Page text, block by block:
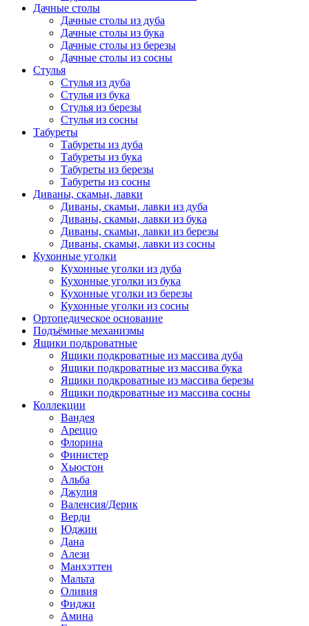
Дачные столы
Дачные столы из дуба
Дачные столы из бука
Дачные столы из березы
Дачные столы из сосны
Стулья
Стулья из дуба
Стулья из бука
Стулья из березы
Стулья из сосны
Табуреты
Табуреты из дуба
Табуреты из бука
Табуреты из березы
Табуреты из сосны
Диваны, скамьи, лавки
Диваны, скамьи, лавки из дуба
Диваны, скамьи, лавки из бука
Диваны, скамьи, лавки из березы
Диваны, скамьи, лавки из сосны
Кухонные уголки
Кухонные уголки из дуба
Кухонные уголки из бука
Кухонные уголки из березы
Кухонные уголки из сосны
Ортопедическое основание
Подъёмные механизмы
Ящики подкроватные
Ящики подкроватные из массива дуба
Ящики подкроватные из массива бука
Ящики подкроватные из массива березы
Ящики подкроватные из массива сосны
Коллекции
Вандея
Ареццо
Флорина
Финистер
Хьюстон
Альба
Джулия
Валенсия/Дерик
Верди
Юджин
Дана
Алези
Манхэттен
Мальта
Оливия
Фиджи
Амина